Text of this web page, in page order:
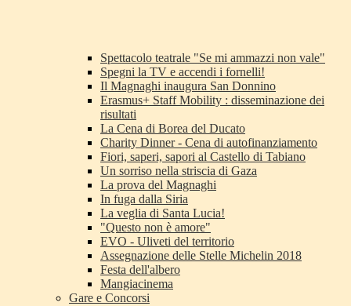
Spettacolo teatrale "Se mi ammazzi non vale"
Spegni la TV e accendi i fornelli!
Il Magnaghi inaugura San Donnino
Erasmus+ Staff Mobility : disseminazione dei
risultati
La Cena di Borea del Ducato
Charity Dinner - Cena di autofinanziamento
Fiori, saperi, sapori al Castello di Tabiano
Un sorriso nella striscia di Gaza
La prova del Magnaghi
In fuga dalla Siria
La veglia di Santa Lucia!
"Questo non è amore"
EVO - Uliveti del territorio
Assegnazione delle Stelle Michelin 2018
Festa dell'albero
Mangiacinema
Gare e Concorsi